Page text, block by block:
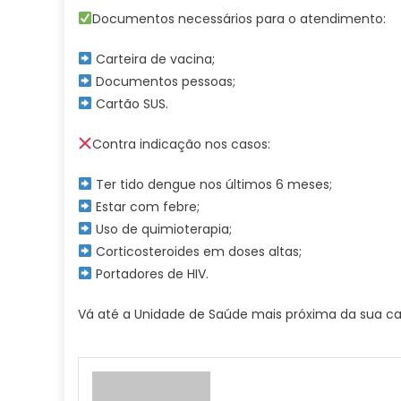
10
Documentos necessários para o atendimento:
Carteira de vacina;
Documentos pessoas;
Cartão SUS.
Contra indicação nos casos:
Ter tido dengue nos últimos 6 meses;
Estar com febre;
Uso de quimioterapia;
Corticosteroides em doses altas;
Portadores de HIV.
Vá até a Unidade de Saúde mais próxima da sua